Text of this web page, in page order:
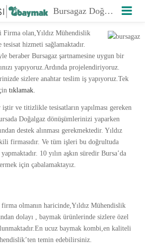
Bursagaz Doğalgaz Yetkili Firma
Firma olan,Yıldız Mühendislik
hizmeti sağlamaktadır.
beraber Bursagaz şartnamesine uygun bir
yapıyoruz.Ardında projelendiriyoruz.
sizlere anahtar teslim iş yapıyoruz.Tek
tıklamak.
ve titizlikle tesisatların yapılması gereken
Doğalgaz dönüşümlerinizi yaparken
destek alınması gerekmektedir. Yıldız
firmasıdır. Ve tüm işleri bu doğrultuda
10 yılın aşkın süredir Bursa’da
için çabalamaktayız.
olmanın haricinde,Yıldız Mühendislik
dolayı , baymak ürünlerinde sizlere özel
ucuz baymak kombi,en kaliteli
temin edebilirsiniz.